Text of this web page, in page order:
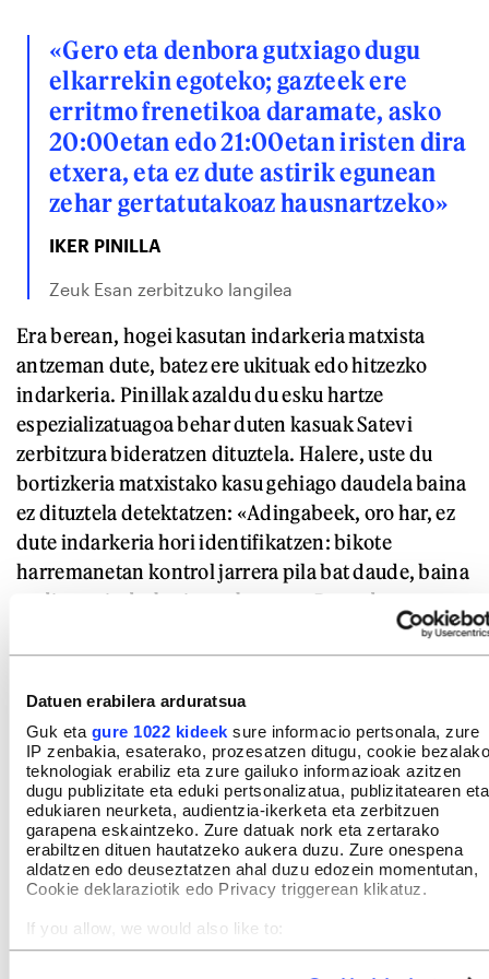
Datuen erabilera arduratsua
Guk eta gure 1022 kideek sure informacio pertsonala, zure
IP zenbakia, esaterako, prozesatzen ditugu, cookie bezalako
teknologiak erabiliz eta zure gailuko informazioak azitzen
dugu publizitate eta eduki pertsonalizatua, publizitatearen eta
edukiaren neurketa, audientzia-ikerketa eta zerbitzuen
garapena eskaintzeko. Zure datuak nork eta zertarako
erabiltzen dituen hautatzeko aukera duzu. Zure onespena
aldatzen edo deuseztatzen ahal duzu edozein momentutan,
Cookie deklaraziotik edo Privacy triggerean klikatuz.
If you allow, we would also like to:
Collect information about your geographical location
«Gero eta denbora gutxiago dugu
elkarrekin egoteko; gazteek ere
erritmo frenetikoa daramate, asko
20:00etan edo 21:00etan iristen dira
etxera, eta ez dute astirik egunean
zehar gertatutakoaz hausnartzeko»
IKER PINILLA
Zeuk Esan zerbitzuko langilea
Era berean, hogei kasutan indarkeria matxista
antzeman dute, batez ere ukituak edo hitzezko
indarkeria. Pinillak azaldu du esku hartze
espezializatuagoa behar duten kasuak Satevi
zerbitzura bideratzen dituztela. Halere, uste du
bortizkeria matxistako kasu gehiago daudela baina
ez dituztela detektatzen: «Adingabeek, oro har, ez
dute indarkeria hori identifikatzen: bikote
harremanetan kontrol jarrera pila bat daude, baina
ez dituzte indarkeriatzat hartzen. Dena den,
sexualitateaz eta alkohol edo droga kontsumoaz ez
digute ia kontsultarik egiten, uste dutelako gai
horiek kontrolpean dituztela».